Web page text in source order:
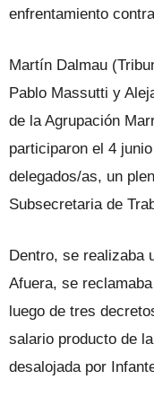
enfrentamiento
Martín Dalmau
Pablo Massutti y
de la Agrupación
participaron el 4
delegados/as, un
Subsecretaria de
Dentro, se realizaba
Afuera, se
luego de tres
salario producto de
desalojada por